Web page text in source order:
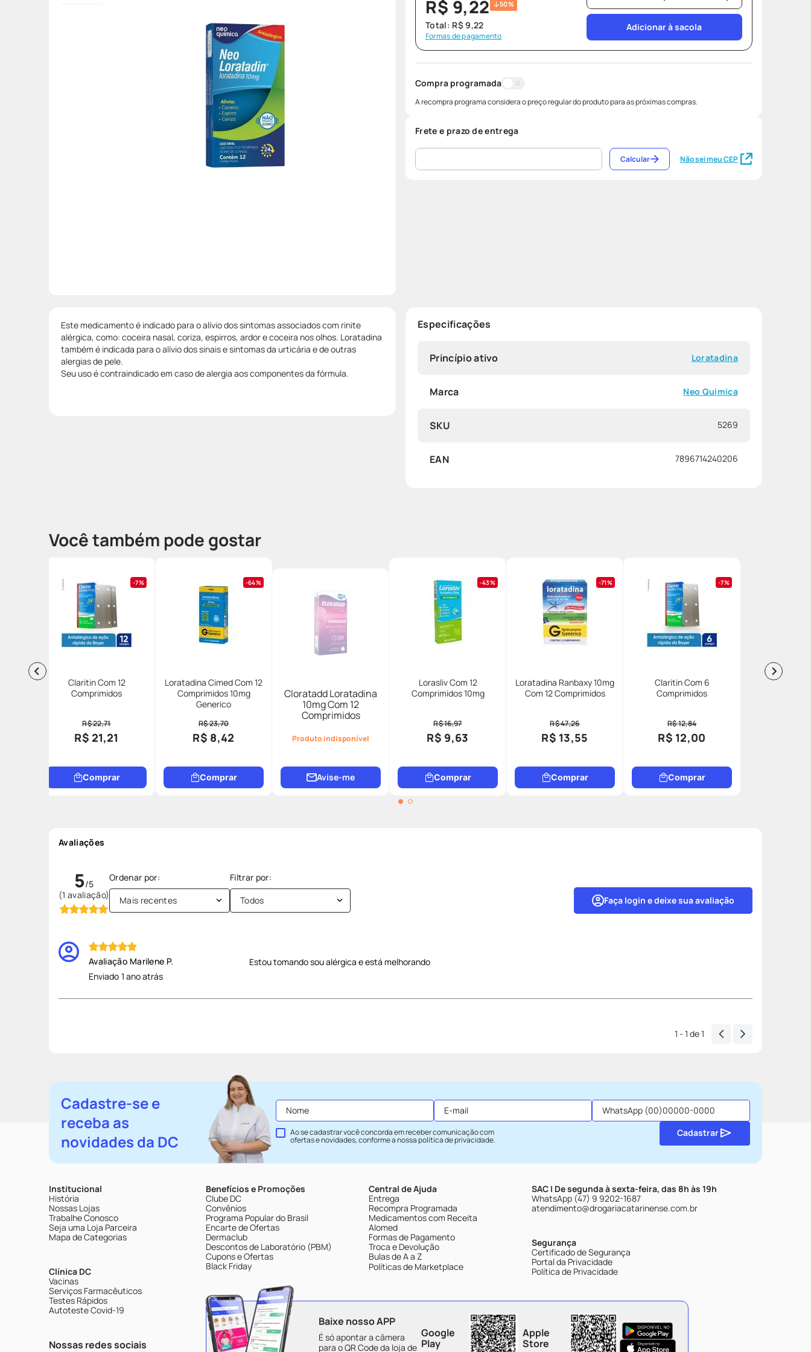
R$ 9,22 50%
Total: R$ 9,22
Formas de pagamento
Adicionar à sacola
Compra programada
A recompra programa considera o preço regular do produto para as próximas compras.
Frete e prazo de entrega
Não sei meu CEP
Calcular
Este medicamento é indicado para o alívio dos sintomas associados com rinite
alérgica, como: coceira nasal, coriza, espirros, ardor e coceira nos olhos. Loratadina
também é indicada para o alívio dos sinais e sintomas da urticária e de outras
alergias de pele.
Seu uso é contraindicado em caso de alergia aos componentes da fórmula.
Especificações
Princípio ativo Loratadina
Marca Neo Quimica
SKU 5269
EAN 7896714240206
Você também pode gostar
7%
Claritin Com 12
Comprimidos
R$ 22,71
R$ 21,21
Comprar
64%
Loratadina Cimed Com 12
Comprimidos 10mg
Generico
R$ 23,70
R$ 8,42
Comprar
Cloratadd Loratadina
10mg Com 12
Comprimidos
Produto indisponível
Avise-me
43%
Lorasliv Com 12
Comprimidos 10mg
R$ 16,97
R$ 9,63
Comprar
71%
Loratadina Ranbaxy 10mg
Com 12 Comprimidos
R$ 47,26
R$ 13,55
Comprar
7%
Claritin Com 6
Comprimidos
R$ 12,84
R$ 12,00
Comprar
Avaliações
5
(1 avaliação) Faça login e deixe sua avaliação
Mais recentes Todos
Enviado 1 ano atrás
Marilene P. Estou tomando sou alérgica e está melhorando
1 - 1 de1
Cadastre-se e
receba as
novidades da DC
Ao se cadastrar você concorda em receber comunicação com
ofertas e novidades, conforme a nossapolítica de privacidade.
Cadastrar
Institucional
História
Nossas Lojas
Trabalhe Conosco
Seja uma Loja Parceira
Mapa de Categorias
Clínica DC
Vacinas
Serviços Farmacêuticos
Testes Rápidos
Autoteste Covid-19
Nossas redes sociais
Benefícios e Promoções
Clube DC
Convênios
Programa Popular do Brasil
Encarte de Ofertas
Dermaclub
Descontos de Laboratório (PBM)
Cupons e Ofertas
Black Friday
Central de Ajuda
Entrega
Recompra Programada
Medicamentos com Receita
Alomed
Formas de Pagamento
Troca e Devolução
Bulas de A a Z
Políticas de Marketplace
SAC | De segunda à sexta-feira, das 8h às 19h
WhatsApp (47) 9 9202-1687
atendimento@drogariacatarinense.com.br
Segurança
Certificado de Segurança
Portal da Privacidade
Política de Privacidade
Baixe nosso APP
É só apontar a câmera
para o QR Code da loja de
Google
Play
Apple
Store